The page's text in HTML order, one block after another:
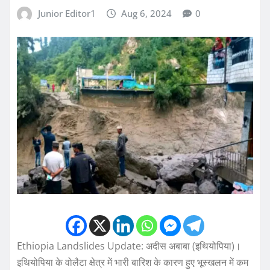
Junior Editor1 Aug 6, 2024 0
Ethiopia Landslides Update: अदीस अबाबा (इथियोपिया)।
इथियोपिया के वोलैटा क्षेत्र में भारी बारिश के कारण हुए भूस्खलन में कम